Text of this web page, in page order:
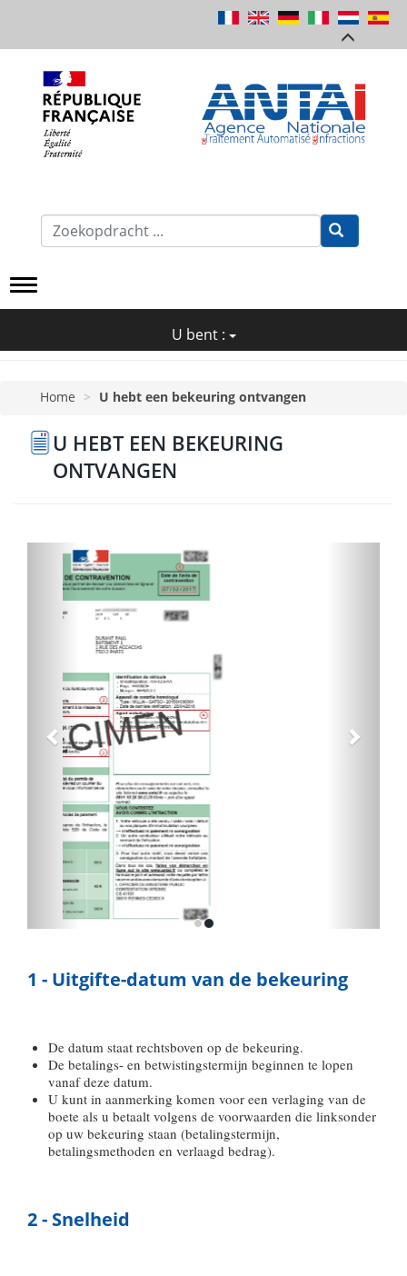
naar
inhoud
Formulaire
de
U bent :
Home U hebt een bekeuring ontvangen
U HEBT EEN BEKEURING
ONTVANGEN
Précédent
1 - Uitgifte-datum van de bekeuring
De datum staat rechtsboven op de bekeuring.
De betalings- en betwistingstermijn beginnen te lopen
vanaf deze datum.
U kunt in aanmerking komen voor een verlaging van de
boete als u betaalt volgens de voorwaarden die linksonder
op uw bekeuring staan (betalingstermijn,
betalingsmethoden en verlaagd bedrag).
2 - Snelheid